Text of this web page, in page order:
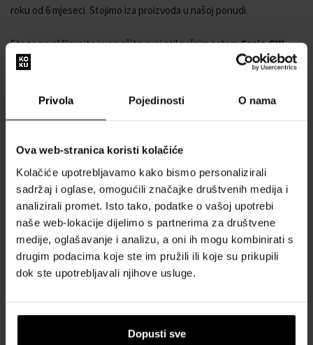
Privola Pojedinosti O nama
Ova web-stranica koristi kolačiće
Kolačiće upotrebljavamo kako bismo personalizirali
sadržaj i oglase, omogućili značajke društvenih medija i
analizirali promet. Isto tako, podatke o vašoj upotrebi
naše web-lokacije dijelimo s partnerima za društvene
medije, oglašavanje i analizu, a oni ih mogu kombinirati s
drugim podacima koje ste im pružili ili koje su prikupili
dok ste upotrebljavali njihove usluge.
Dopusti sve
roku od 6 mjeseci. Stojimo iza proizvoda u našoj ponudi.
Stoga ne oklijevajte i usavršite svoj stil ručnim satomCasio GW-
5000HS-7ER Mens Watch G-Shock Origin Solar 43mm 20ATM.
Manufacturer no.: GW-5000HS-7ER
Manufacturer series: G-Shock Origin Solar 43mm 20ATM
Hour, Minute, Month, Second, Stop function, Year
Movement: Solar (quartz)
Movement label: Japan
Dial color: Black
Display: Digital
Water resistant: 20
Bezel: Fixed
Surface finish: Matte
Case material: Plastic
Case thickness: 14